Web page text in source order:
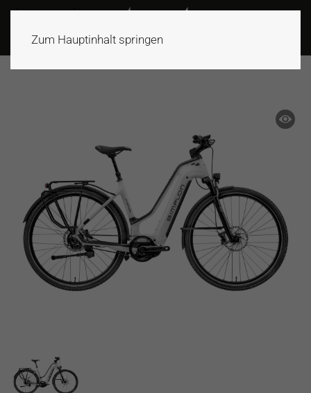
Zum Hauptinhalt springen